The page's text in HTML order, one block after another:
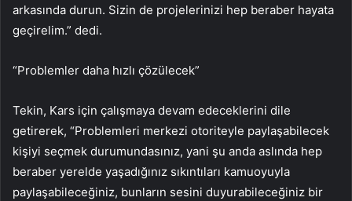
arkasında durun. Sizin de projelerinizi hep beraber hayata
geçirelim.” dedi.
“Problemler daha hızlı çözülecek”
Tekin, Kars için çalışmaya devam edeceklerini dile
getirerek, “Problemleri merkezi otoriteyle paylaşabilecek
kişiyi seçmek durumundasınız, yani şu anda aslında hep
beraber yerelde yaşadığınız sıkıntıları kamuoyuyla
paylaşabileceğiniz, bunların sesini duyurabileceğiniz bir